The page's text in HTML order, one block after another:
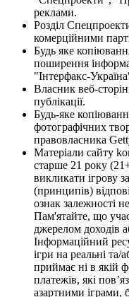
реклами.
Розділ
комерційними
Будь яке
поширення
"Інтерфакс-
Власник веб-
публікації.
Будь-яке
фотографічних
правовласника
Матеріали сайту
старше 21 року
викликати ігрову
(принципів)
ознак залежності
Пам'ятайте, що
джерелом доходів
Інформаційний
ігри на реальні та/
приймає ні в якій
платежів, які
азартними іграми,